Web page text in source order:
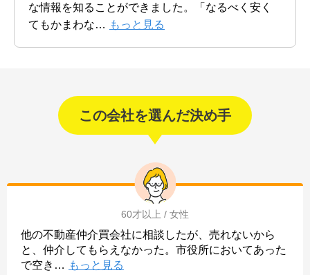
な情報を知ることができました。「なるべく安く
てもかまわな… もっと見る
この会社を選んだ決め手
60才以上 / 女性
他の不動産仲介買会社に相談したが、売れないから
と、仲介してもらえなかった。市役所においてあった
で空き … もっと見る